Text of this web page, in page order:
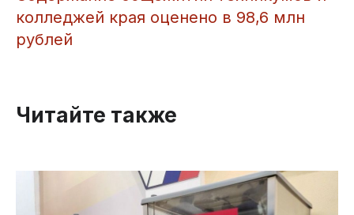
колледжей края оценено в 98,6 млн
рублей
Читайте также